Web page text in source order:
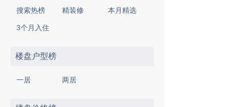
搜索热榜 精装修 本月精选
3个月入住
楼盘户型榜
一居 两居